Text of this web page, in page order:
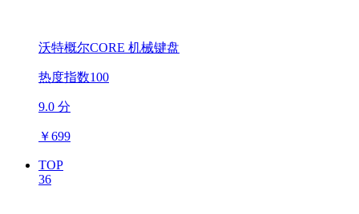
沃特概尔CORE 机械键盘
热度指数100
9.0 分
￥699
TOP
36